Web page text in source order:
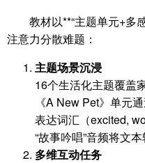
教材以**“主题单元+多
注意力分散难题：
主题场景沉浸
16个生活化主题覆盖
《A New Pet》单元
表达词汇（excited,
“故事吟唱”音频将文
多维互动任务